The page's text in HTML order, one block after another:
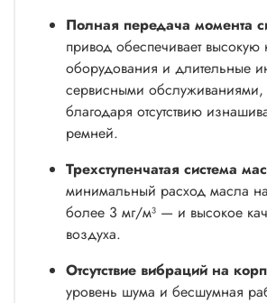
Полная передача момента
привод обеспечивает высокую
оборудования и длительные
сервисными обслуживаниями,
благодаря отсутствию
ремней.
Трехступенчатая система
минимальный расход масла
более 3 мг/м³ — и высокое
воздуха.
Отсутствие вибраций на
уровень шума и бесшумная